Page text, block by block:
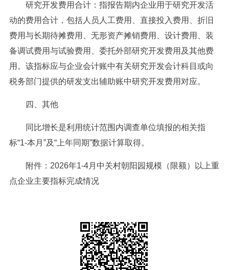
研究开发费用合计：指报告期内企业用于研究开发活
动的费用合计，包括人员人工费用、直接投入费用、折旧
费用与长期待摊费用、无形资产摊销费用、设计费用、装
备调试费用与试验费用、委托外部研究开发费用及其他费
用。该指标应与企业会计账中有关研究开发会计科目或向
税务部门提供的研发支出辅助账中研究开发费用对应。
四、其他
同比增长是利用统计范围内调查单位填报的相关指
标“1-本月”及“上年同期”数据计算取得。
附件： 2026年1-4月中关村朝阳园规模（限额）以上重
点企业主要指标完成情况